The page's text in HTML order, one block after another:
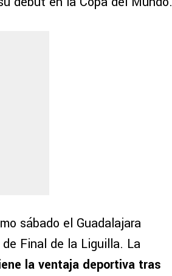
sábado el Guadalajara
Final de la Liguilla. La
la ventaja deportiva tras